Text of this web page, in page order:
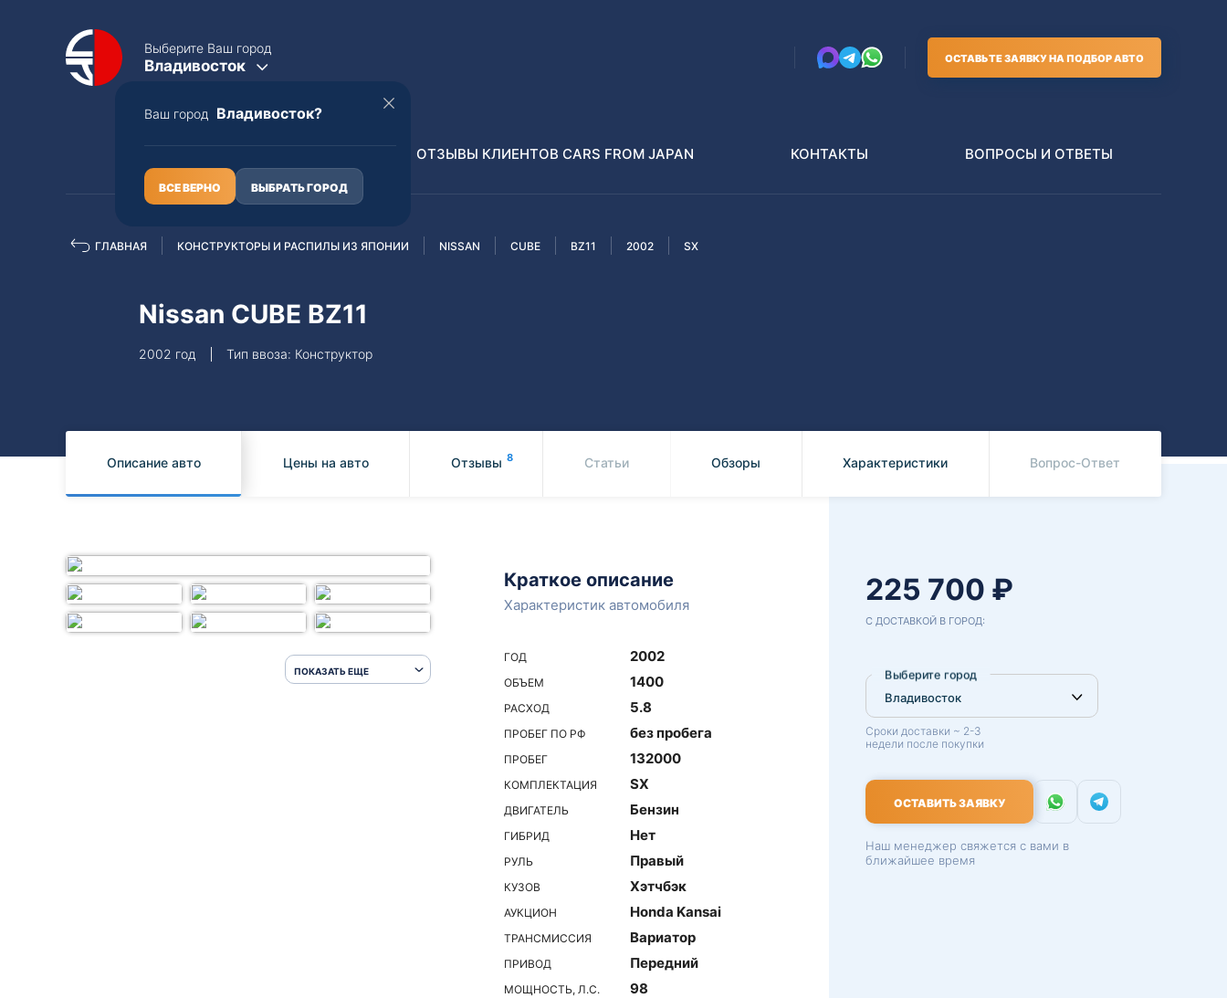
Выберите Ваш город
Владивосток
Ваш город Владивосток?
ВСЕ ВЕРНО ВЫБРАТЬ ГОРОД
ОСТАВЬТЕ ЗАЯВКУ НА ПОДБОР АВТО
Полная пошлина
Subaru
Распилы и конструкторы
ОТЗЫВЫ КЛИЕНТОВ CARS FROM JAPAN КОНТАКТЫ ВОПРОСЫ И ОТВЕТЫ
ГЛАВНАЯ КОНСТРУКТОРЫ И РАСПИЛЫ ИЗ ЯПОНИИ NISSAN CUBE BZ11 2002 SX
Nissan CUBE BZ11
2002 год Тип ввоза: Конструктор
Описание авто Цены на авто Отзывы 8 Статьи Обзоры Характеристики Вопрос-Ответ
ПОКАЗАТЬ ЕЩЕ
Краткое описание
Характеристик автомобиля
ГОД 2002
ОБЪЕМ 1400
РАСХОД 5.8
ПРОБЕГ ПО РФ без пробега
ПРОБЕГ 132000
КОМПЛЕКТАЦИЯ SX
ДВИГАТЕЛЬ Бензин
ГИБРИД Нет
РУЛЬ Правый
КУЗОВ Хэтчбэк
АУКЦИОН Honda Kansai
ТРАНСМИССИЯ Вариатор
ПРИВОД Передний
МОЩНОСТЬ, Л.С. 98
225 700 ₽
С ДОСТАВКОЙ В ГОРОД:
Выберите город
Сроки доставки ~ 2-3
недели после покупки
ОСТАВИТЬ ЗАЯВКУ
Наш менеджер свяжется с вами в
ближайшее время